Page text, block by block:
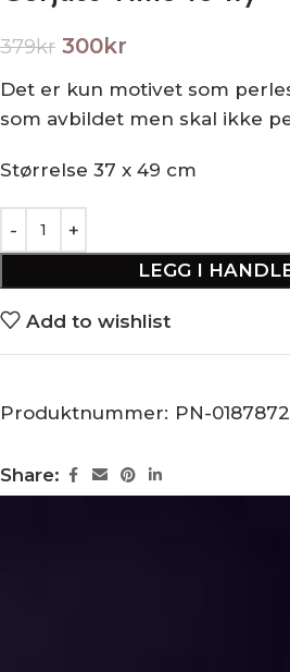
379kr 300kr
Det er kun motivet som
som avbildet men skal ikke
Størrelse 37 x 49 cm
LEGG I
Add to wishlist
Produktnummer: PN-0187872
Share: